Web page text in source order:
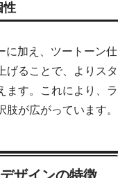
性
に加え、ツートーン仕
げることで、よりスタ
ます。これにより、ラ
が広がっています。